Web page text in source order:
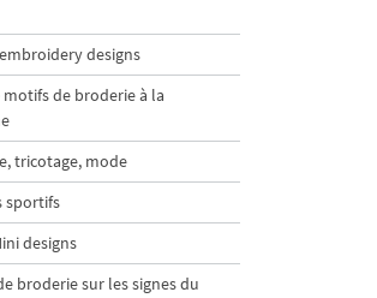
designs
motifs de broderie à la
tricotage, mode
sportifs
designs
broderie sur les signes du